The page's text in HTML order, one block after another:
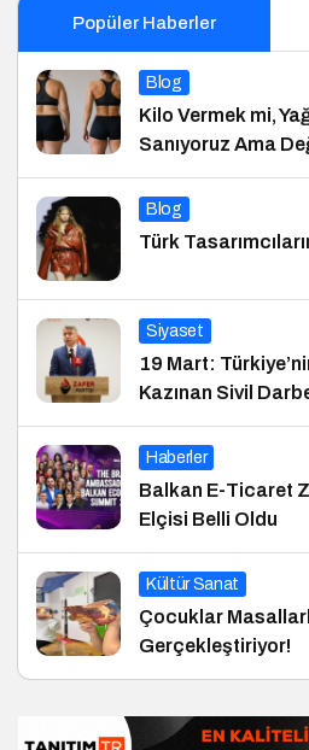
Popüler Haberler
Blog
Kilo Vermek mi,
Sanıyoruz Ama
Blog
Türk
Siyaset
19 Mart:
Kazınan Sivil
Haberler
Balkan E-Ticaret
Elçisi Belli Oldu
Kültür Sanat
Çocuklar
Gerçekleştiriyor!